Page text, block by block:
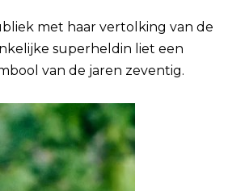
met haar vertolking van de
superheldin liet een
van de jaren zeventig.